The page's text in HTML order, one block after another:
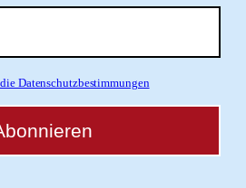
Datenschutzbestimmungen